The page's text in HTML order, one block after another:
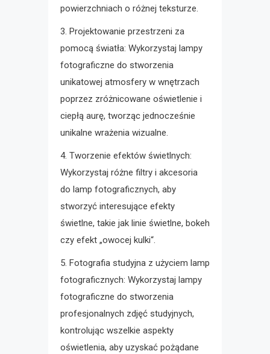
powierzchniach o różnej teksturze.
3. Projektowanie przestrzeni za
pomocą światła: Wykorzystaj lampy
fotograficzne do stworzenia
unikatowej atmosfery w wnętrzach
poprzez zróżnicowane oświetlenie i
ciepłą aurę, tworząc jednocześnie
unikalne wrażenia wizualne.
4. Tworzenie efektów świetlnych:
Wykorzystaj różne filtry i akcesoria
do lamp fotograficznych, aby
stworzyć interesujące efekty
świetlne, takie jak linie świetlne, bokeh
czy efekt „owocej kulki“.
5. Fotografia studyjna z użyciem lamp
fotograficznych: Wykorzystaj lampy
fotograficzne do stworzenia
profesjonalnych zdjęć studyjnych,
kontrolując wszelkie aspekty
oświetlenia, aby uzyskać pożądane